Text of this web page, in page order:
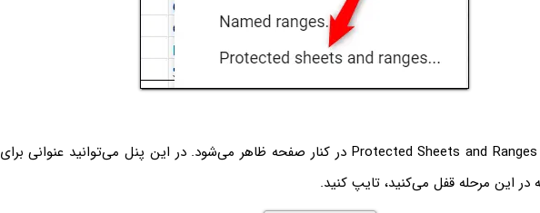
پنلی به اسم Protected Sheets and Ranges در کنار صفحه ظاهر می‌شود. در این پنل می‌توانید عنوانی برای
در این مرحله قفل می‌کنید، تایپ کنید.